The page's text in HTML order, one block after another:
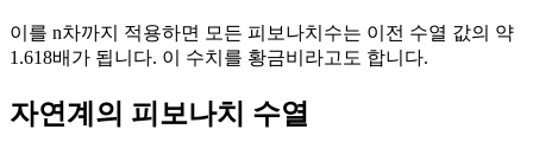
이를 n차까지 적용하면 모든 피보나치수는 이전 수열 값의 약
1.618배가 됩니다. 이 수치를 황금비라고도 합니다.
자연계의 피보나치 수열